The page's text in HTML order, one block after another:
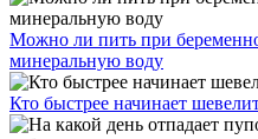
Можно ли пить при
минеральную воду
Кто быстрее начинает